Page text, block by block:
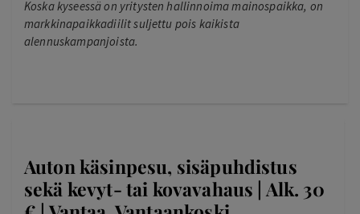
Koska kyseessä on yritysten hallinnoima mainospaikka, on
markkinapaikkadiilit suljettu pois kaikista
alennuskampanjoista.
Auton käsinpesu, sisäpuhdistus
sekä kevyt- tai kovavahaus | Alk. 30